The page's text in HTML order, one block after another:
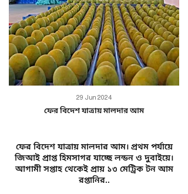
ফের বিদেশ যাত্রায় মালদার আম
29 Jun 2024
ফের বিদেশ যাত্রায় মালদার আম। প্রথম পর্যায়ে
জিআই প্রাপ্ত হিমসাগর যাচ্ছে লন্ডন ও দুবাইয়ে।
আগামী সপ্তাহ থেকেই প্রায় ১৩ মেট্রিক টন আম
রপ্তানির..